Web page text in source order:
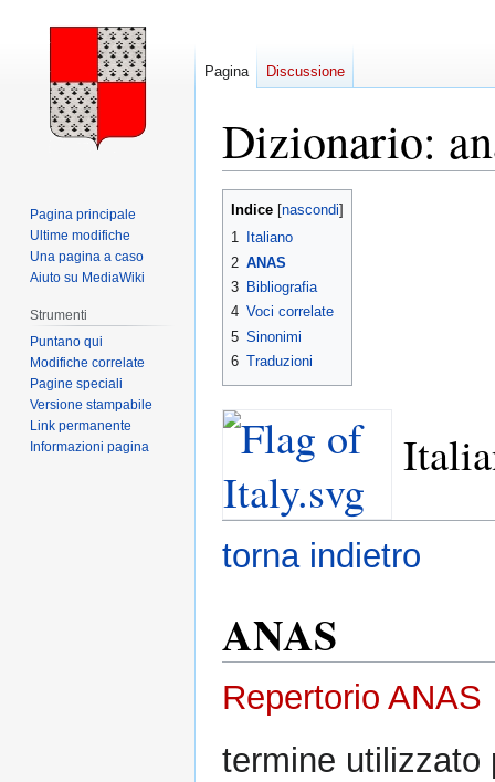
Dizionario:
VaiVai
Indice
1
Italiano
2 ANAS
3 Bibliografia
4 Voci correlate
5 Sinonimi
6 Traduzioni
torna indietro
ANAS
Repertorio ANAS
termine utilizzato
Pagina Discussione
Pagina principale
Ultime modifiche
Una pagina a caso
Aiuto su MediaWiki
Strumenti
Puntano qui
Modifiche correlate
Pagine speciali
Versione stampabile
Link permanente
Informazioni pagina